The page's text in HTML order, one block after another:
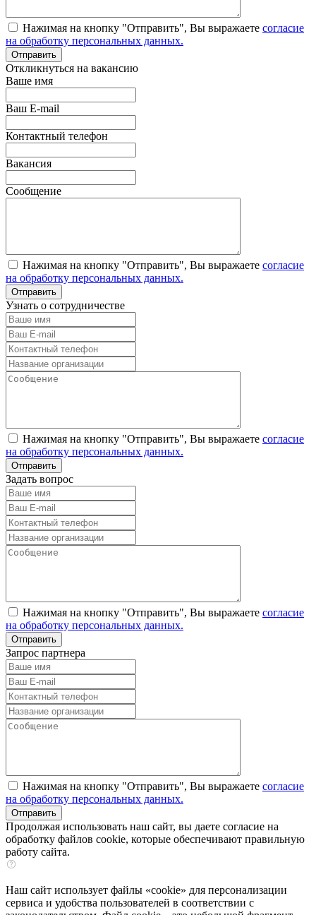
Нажимая на кнопку "Отправить", Вы выражаете согласие
на обработку персональных данных.
Откликнуться на вакансию
Ваше имя
Ваш E-mail
Контактный телефон
Вакансия
Сообщение
Нажимая на кнопку "Отправить", Вы выражаете согласие
на обработку персональных данных.
Узнать о сотрудничестве
Нажимая на кнопку "Отправить", Вы выражаете согласие
на обработку персональных данных.
Задать вопрос
Нажимая на кнопку "Отправить", Вы выражаете согласие
на обработку персональных данных.
Запрос партнера
Нажимая на кнопку "Отправить", Вы выражаете согласие
на обработку персональных данных.
Продолжая использовать наш сайт, вы даете согласие на
обработку файлов cookie, которые обеспечивают правильную
работу сайта.
Наш сайт использует файлы «cookie» для персонализации
сервиса и удобства пользователей в соответствии с